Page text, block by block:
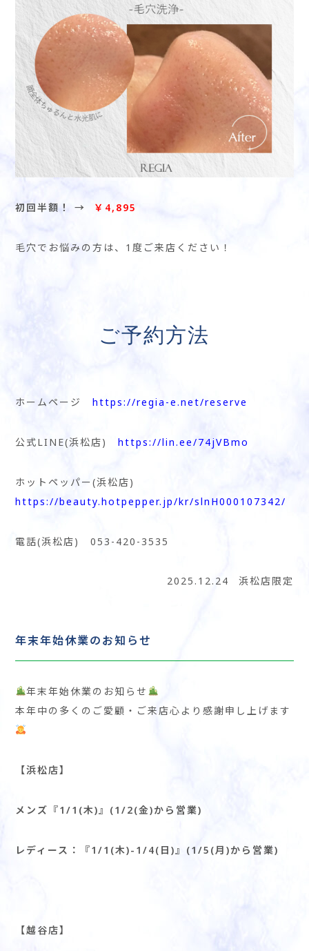
初回半額！ → ￥4,895
毛穴でお悩みの方は、1度ご来店ください！
ご予約方法
ホームページ https://regia-e.net/reserve
公式LINE(浜松店) https://lin.ee/74jVBmo
ホットペッパー(浜松店)
https://beauty.hotpepper.jp/kr/slnH000107342/
電話(浜松店) 053-420-3535
2025.12.24 浜松店限定
年末年始休業のお知らせ
年末年始休業のお知らせ
本年中の多くのご愛顧・ご来店心より感謝申し上げます
【浜松店】
メンズ 『1/1 (木)』(1/2(金)から営業)
レディース： 『1/1 (木)-1/4(日) 』(1/5(月 )から営業)
【越谷店】